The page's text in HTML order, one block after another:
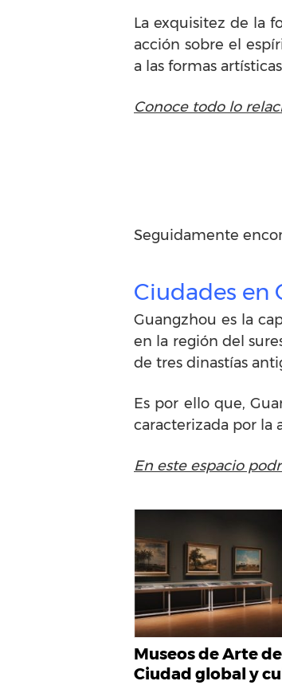
La exquisitez de la
acción sobre el
a las formas
Conoce todo lo
Seguidamente
Ciudades en
Guangzhou es la
en la región del
de tres dinastías
Es por ello que,
caracterizada por la
En este espacio
Museos de Arte
Ciudad global y